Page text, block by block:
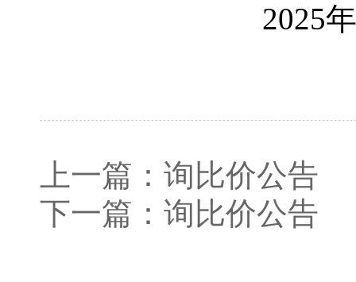
2025
上一篇： 询比价公告
下一篇： 询比价公告